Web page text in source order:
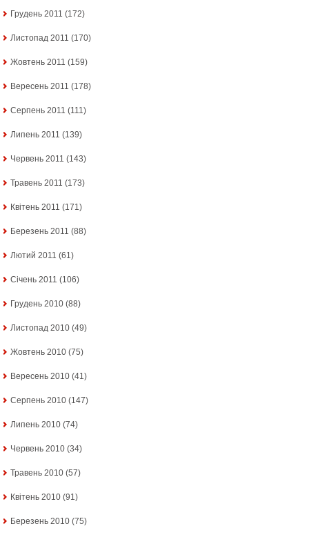
Грудень 2011 (172)
Листопад 2011 (170)
Жовтень 2011 (159)
Вересень 2011 (178)
Серпень 2011 (111)
Липень 2011 (139)
Червень 2011 (143)
Травень 2011 (173)
Квітень 2011 (171)
Березень 2011 (88)
Лютий 2011 (61)
Січень 2011 (106)
Грудень 2010 (88)
Листопад 2010 (49)
Жовтень 2010 (75)
Вересень 2010 (41)
Серпень 2010 (147)
Липень 2010 (74)
Червень 2010 (34)
Травень 2010 (57)
Квітень 2010 (91)
Березень 2010 (75)